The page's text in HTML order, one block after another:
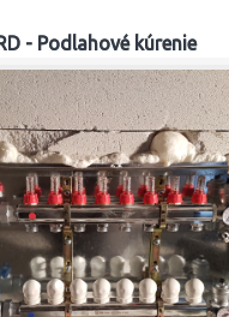
- Podlahové kúrenie